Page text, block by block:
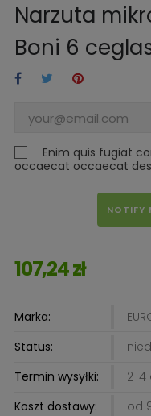
Narzuta
Boni 6
Enim quis fugiat
occaecat occaecat
NOTIFY
107,24 zł
Marka:
Status:
Termin wysyłki:
2-4
Koszt dostawy:
od